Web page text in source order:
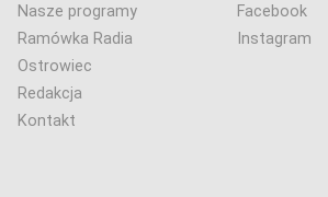
Nasze programy
Ramówka Radia
Ostrowiec
Redakcja
Kontakt
Facebook
Instagram